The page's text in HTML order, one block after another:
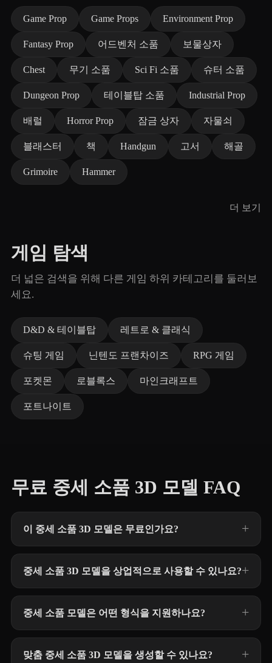
Game Prop Game Props Environment Prop
Fantasy Prop 어드벤처 소품 보물상자
Chest 무기 소품 Sci Fi 소품 슈터 소품
Dungeon Prop 테이블탑 소품 Industrial Prop
배럴 Horror Prop 잠금 상자 자물쇠
블래스터 책 Handgun 고서 해골
Grimoire Hammer
더 보기
게임 탐색
더 넓은 검색을 위해 다른 게임 하위 카테고리를 둘러보
세요.
D&D & 테이블탑 레트로 & 클래식
슈팅 게임 닌텐도 프랜차이즈 RPG 게임
포켓몬 로블록스 마인크래프트
포트나이트
무료 중세 소품 3D 모델 FAQ
이 중세 소품 3D 모델은 무료인가요?
중세 소품 3D 모델을 상업적으로 사용할 수 있나요?
중세 소품 모델은 어떤 형식을 지원하나요?
맞춤 중세 소품 3D 모델을 생성할 수 있나요?